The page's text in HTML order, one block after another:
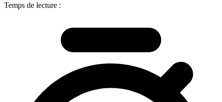
Temps de lecture :